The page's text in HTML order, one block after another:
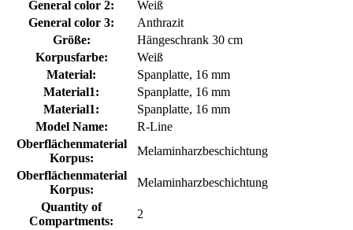
General color 2:
Weiß
General color 3:
Anthrazit
Größe:
Hängeschrank 30 cm
Korpusfarbe:
Weiß
Material:
Spanplatte, 16 mm
Material1:
Spanplatte, 16 mm
Material1:
Spanplatte, 16 mm
Model Name:
R-Line
Oberflächenmaterial
Korpus:
Melaminharzbeschichtung
Oberflächenmaterial
Korpus:
Melaminharzbeschichtung
Quantity of
Compartments:
2